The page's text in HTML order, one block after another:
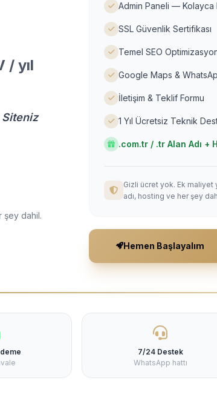
/ yıl
şey dahil.
Admin Paneli — Kolayca
SSL Güvenlik Sertifikası
Temel SEO
Google Maps &
İletişim & Teklif Formu
1 Yıl Ücretsiz Teknik
.com.tr / .tr Alan Adı +
Gizli ücret yok. Ek maliyet
adı, hosting ve her şey
Hemen Başlayalım
7/24 Destek
WhatsApp hattı